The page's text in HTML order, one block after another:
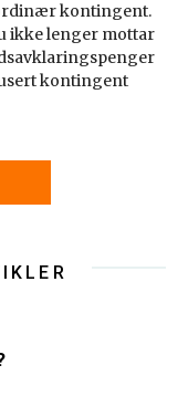
kontingent.
ikke lenger mottar
kontingent